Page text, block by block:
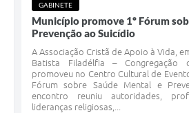
GABINETE
Município promove 1º Fórum
Prevenção ao Suicídio
A Associação Cristã de Apoio à Vida,
Batista Filadélfia – Congregação
promoveu no Centro Cultural de
Fórum sobre Saúde Mental e
encontro reuniu autoridades,
lideranças religiosas,...